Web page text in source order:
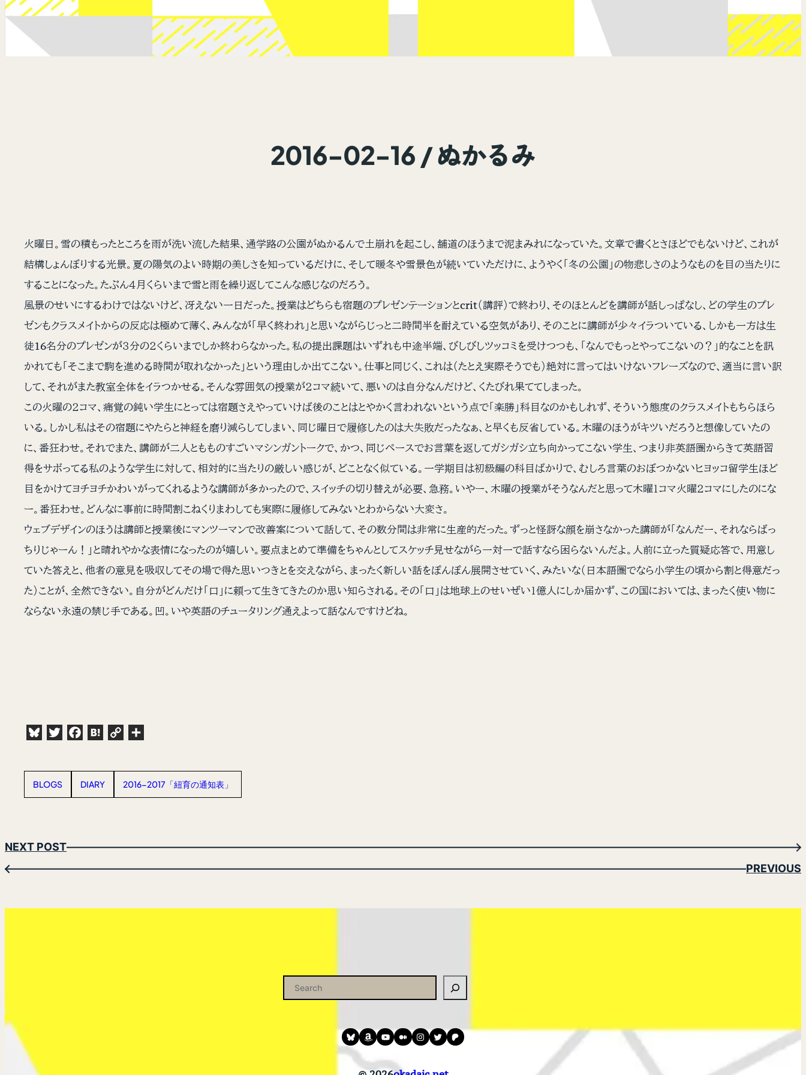
2016-02-16 / ぬかるみ
火曜日。雪の積もったところを雨が洗い流した結果、通学路の公園がぬかるんで土崩れを起こし、舗道のほうまで泥まみれになっていた。文章で書くとさほどでもないけど、これが
結構しょんぼりする光景。夏の陽気のよい時期の美しさを知っているだけに、そして暖冬や雪景色が続いていただけに、ようやく「冬の公園」の物悲しさのようなものを目の当たりに
することになった。たぶん４月くらいまで雪と雨を繰り返してこんな感じなのだろう。
風景のせいにするわけではないけど、冴えない一日だった。授業はどちらも宿題のプレゼンテーションとcrit（講評）で終わり、そのほとんどを講師が話しっぱなし、どの学生のプレ
ゼンもクラスメイトからの反応は極めて薄く、みんなが「早く終われ」と思いながらじっと二時間半を耐えている空気があり、そのことに講師が少々イラついている、しかも一方は生
徒16名分のプレゼンが３分の２くらいまでしか終わらなかった。私の提出課題はいずれも中途半端、びしびしツッコミを受けつつも、「なんでもっとやってこないの？」的なことを訊
かれても「そこまで駒を進める時間が取れなかった」という理由しか出てこない。仕事と同じく、これは（たとえ実際そうでも）絶対に言ってはいけないフレーズなので、適当に言い訳
して、それがまた教室全体をイラつかせる。そんな雰囲気の授業が２コマ続いて、悪いのは自分なんだけど、くたびれ果ててしまった。
この火曜の２コマ、痛覚の鈍い学生にとっては宿題さえやっていけば後のことはとやかく言われないという点で「楽勝」科目なのかもしれず、そういう態度のクラスメイトもちらほら
いる。しかし私はその宿題にやたらと神経を磨り減らしてしまい、同じ曜日で履修したのは大失敗だったなぁ、と早くも反省している。木曜のほうがキツいだろうと想像していたの
に、番狂わせ。それでまた、講師が二人ともものすごいマシンガントークで、かつ、同じペースでお言葉を返してガシガシ立ち向かってこない学生、つまり非英語圏からきて英語習
得をサボってる私のような学生に対して、相対的に当たりの厳しい感じが、どことなく似ている。一学期目は初級編の科目ばかりで、むしろ言葉のおぼつかないヒヨッコ留学生ほど
目をかけてヨチヨチかわいがってくれるような講師が多かったので、スイッチの切り替えが必要、急務。いやー、木曜の授業がそうなんだと思って木曜１コマ火曜２コマにしたのにな
ー。番狂わせ。どんなに事前に時間割こねくりまわしても実際に履修してみないとわからない大変さ。
ウェブデザインのほうは講師と授業後にマンツーマンで改善案について話して、その数分間は非常に生産的だった。ずっと怪訝な顔を崩さなかった講師が「なんだー、それならばっ
ちりじゃーん！」と晴れやかな表情になったのが嬉しい。要点まとめて準備をちゃんとしてスケッチ見せながら一対一で話すなら困らないんだよ。人前に立った質疑応答で、用意し
ていた答えと、他者の意見を吸収してその場で得た思いつきとを交えながら、まったく新しい話をぽんぽん展開させていく、みたいな（日本語圏でなら小学生の頃から割と得意だっ
た）ことが、全然できない。自分がどんだけ「口」に頼って生きてきたのか思い知らされる。その「口」は地球上のせいぜい１億人にしか届かず、この国においては、まったく使い物に
ならない永遠の禁じ手である。凹。いや英語のチュータリング通えよって話なんですけどね。
BlueskyTwitterFacebookHatenaCopy
BLOGS DIARY 2016-2017「紐育の通知表」
NEXT POST
→
←
PREVIOUS
BlueskyamazonYouTubemediuminstagram
twitterpatreon